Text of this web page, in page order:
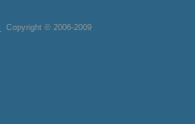
Copyright © 2006-2009